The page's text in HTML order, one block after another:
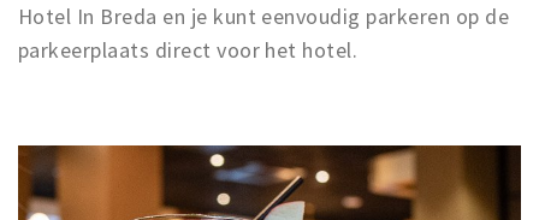
Hotel In Breda en je kunt eenvoudig parkeren op de
parkeerplaats direct voor het hotel.